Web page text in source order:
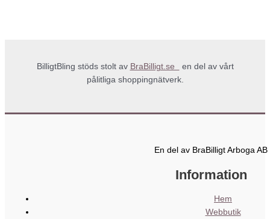
BilligtBling stöds stolt av BraBilligt.se
en del av vårt
pålitliga shoppingnätverk.
En del av BraBilligt Arboga AB
Information
Hem
Webbutik